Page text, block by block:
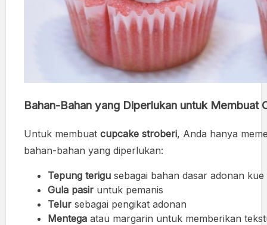
Bahan-Bahan yang Diperlukan untuk Membuat
Untuk membuat cupcake stroberi, Anda hanya
bahan-bahan yang diperlukan:
Tepung terigu sebagai bahan dasar adonan kue
Gula pasir untuk pemanis
Telur sebagai pengikat adonan
Mentega atau margarin untuk memberikan